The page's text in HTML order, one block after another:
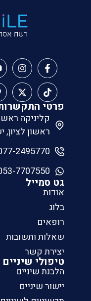
פרטי
קליניקה
ראשון לציון,
2495770
7707550
גט סמייל
אודות
בלוג
רופאים
שאלות ותשובות
יצירת קשר
טיפולי שיניים
הלבנת שיניים
יישור שיניים